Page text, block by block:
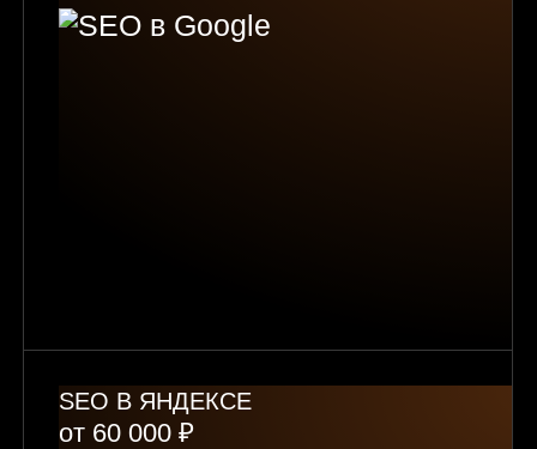
SEO В ЯНДЕКСЕ
от 60 000 ₽